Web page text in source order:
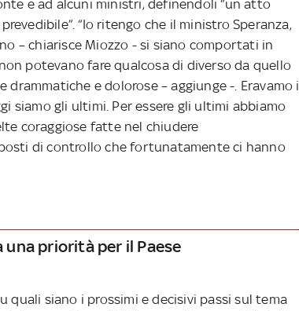
e ad alcuni ministri, definendoli “un atto
“Io ritengo che il ministro Speranza,
– chiarisce Miozzo - si siano comportati in
potevano fare qualcosa di diverso da quello
drammatiche e dolorose – aggiunge -. Eravamo i
siamo gli ultimi. Per essere gli ultimi abbiamo
coraggiose fatte nel chiudere
di controllo che fortunatamente ci hanno
priorità per il Paese
quali siano i prossimi e decisivi passi sul tema